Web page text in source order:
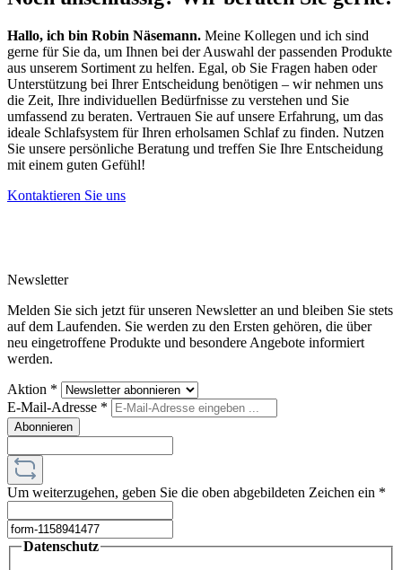
Hallo, ich bin Robin Näsemann. Meine Kollegen und ich sind
gerne für Sie da, um Ihnen bei der Auswahl der passenden Produkte
aus unserem Sortiment zu helfen. Egal, ob Sie Fragen haben oder
Unterstützung bei Ihrer Entscheidung benötigen – wir nehmen uns
die Zeit, Ihre individuellen Bedürfnisse zu verstehen und Sie
umfassend zu beraten. Vertrauen Sie auf unsere Erfahrung, um das
ideale Schlafsystem für Ihren erholsamen Schlaf zu finden. Nutzen
Sie unsere persönliche Beratung und treffen Sie Ihre Entscheidung
mit einem guten Gefühl!
Kontaktieren Sie uns
Newsletter
Melden Sie sich jetzt für unseren Newsletter an und bleiben Sie stets
auf dem Laufenden. Sie werden zu den Ersten gehören, die über
neu eingetroffene Produkte und besondere Angebote informiert
werden.
Aktion *
E-Mail-Adresse *
Abonnieren
Um weiterzugehen, geben Sie die oben abgebildeten Zeichen ein *
Datenschutz